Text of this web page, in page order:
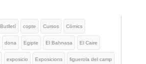
Butlletí copte Cursos Còmics
dona Egipte El Bahnasa El Caire
exposicio Exposicions figuerola del camp